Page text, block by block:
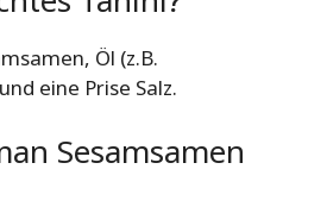
Öl (z.B.
eine Prise Salz.
Sesamsamen